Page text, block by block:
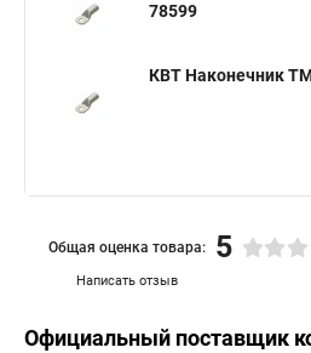
78599
КВТ Наконечник
Написать отзыв
Общая оценка товара: 5
Официальный поставщик